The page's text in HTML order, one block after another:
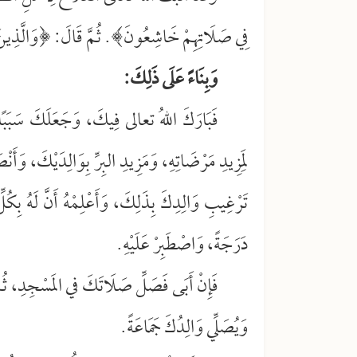
فِي صَلَاتِهِمْ خَاشِعُونَ﴾. ثُمَّ قَالَ:
وَبِنَاءً عَلَى ذَلِكَ:
فَبَارَكَ اللهُ تعالى فِيكَ، وَجَعَلَكَ
لِمَزِيدِ مَرْضَاتِهِ، وَمَزِيدِ البِرِّ بِوَالِدَيْكَ،
تَرْغِيبِ وَالِدِكَ بِذَلِكَ، وَأَعْلِمْهُ أَنَّ لَهُ
دَرَجَةً، وَاصْطَبِرْ عَلَيْهِ.
فَإِنْ أَبَى فَصَلِّ صَلَاتَكَ في المَسْجِدِ،
وَيُصَلِّي وَالِدُكَ جَمَاعَةً.